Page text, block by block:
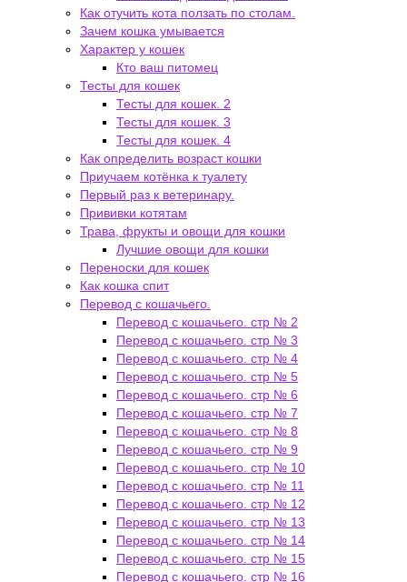
Как отучить кота ползать по столам.
Зачем кошка умывается
Характер у кошек
Кто ваш питомец
Тесты для кошек
Тесты для кошек. 2
Тесты для кошек. 3
Тесты для кошек. 4
Как определить возраст кошки
Приучаем котёнка к туалету
Первый раз к ветеринару.
Прививки котятам
Трава, фрукты и овощи для кошки
Лучшие овощи для кошки
Переноски для кошек
Как кошка спит
Перевод с кошачьего.
Перевод с кошачьего. стр № 2
Перевод с кошачьего. стр № 3
Перевод с кошачьего. стр № 4
Перевод с кошачьего. стр № 5
Перевод с кошачьего. стр № 6
Перевод с кошачьего. стр № 7
Перевод с кошачьего. стр № 8
Перевод с кошачьего. стр № 9
Перевод с кошачьего. стр № 10
Перевод с кошачьего. стр № 11
Перевод с кошачьего. стр № 12
Перевод с кошачьего. стр № 13
Перевод с кошачьего. стр № 14
Перевод с кошачьего. стр № 15
Перевод с кошачьего. стр № 16